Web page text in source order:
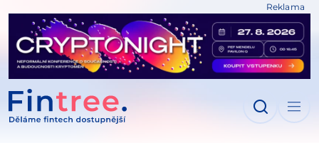
Reklama